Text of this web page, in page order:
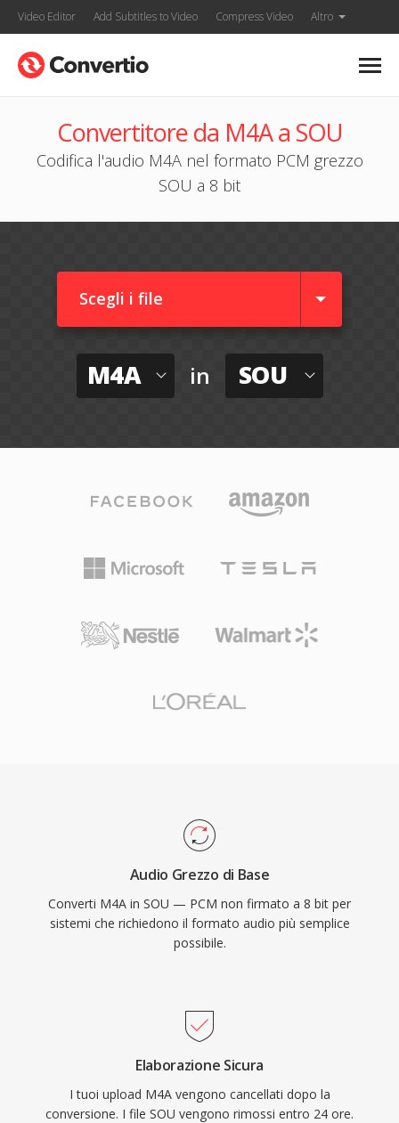
Video Editor Add Subtitles to Video Compress Video Altro
Convertitore da M4A a SOU
Codifica l'audio M4A nel formato PCM grezzo
SOU a 8 bit
Scegli i file
M4A in SOU
Audio Grezzo di Base
Converti M4A in SOU — PCM non firmato a 8 bit per
sistemi che richiedono il formato audio più semplice
possibile.
Elaborazione Sicura
I tuoi upload M4A vengono cancellati dopo la
conversione. I file SOU vengono rimossi entro 24 ore.